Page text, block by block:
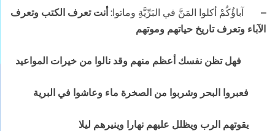
– آباؤُكُمْ أكلوا المَنَّ في البَرِّيَّةِ وماتوا: أنت تعرف الكتب وتعرف
الآباء وتعرف تاريخ حياتهم وموتهم
فهل تظن نفسك أعظم منهم وقد نالوا من خيرات المواعيد
فعبروا البحر وشربوا من الصخرة ماء وعاشوا في البرية
يقوتهم الرب ويظلل عليهم نهارا وينيرهم ليلا